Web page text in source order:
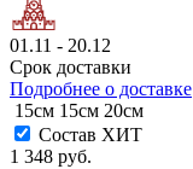
01.11 - 20.12
Срок доставки
Подробнее о доставке
15см 15см 20см
Состав ХИТ
1 348 руб.